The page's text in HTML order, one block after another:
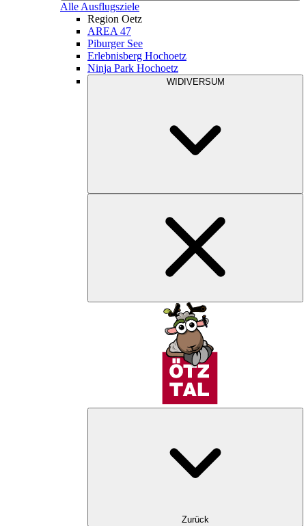
Alle Ausflugsziele
Region Oetz
AREA 47
Piburger See
Erlebnisberg Hochoetz
Ninja Park Hochoetz
WIDIVERSUM
Zurück